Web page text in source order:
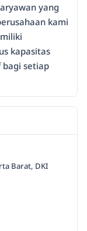
yang
kami
kapasitas
bagi setiap
Barat, DKI